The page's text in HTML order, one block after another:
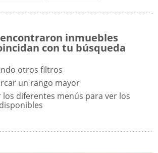
inmuebles
con tu búsqueda
otros filtros
un rango mayor
los diferentes menús para ver los